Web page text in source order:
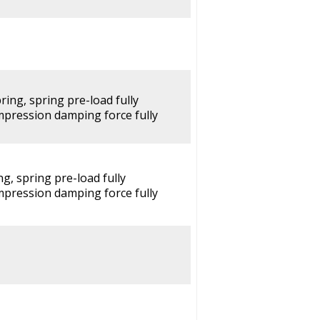
spring pre-load fully
damping force fully
spring pre-load fully
damping force fully